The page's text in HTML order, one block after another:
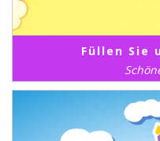
Füllen Sie